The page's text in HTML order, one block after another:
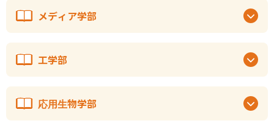
メディア学部
工学部
応用生物学部